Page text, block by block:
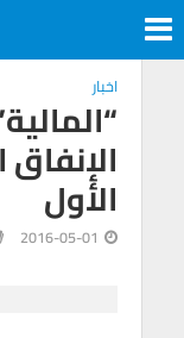
اخبار
الأول
2016-05-01